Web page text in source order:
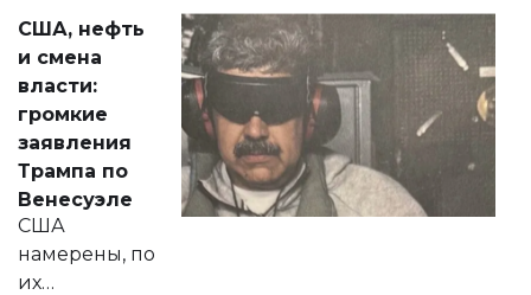
актуальных тем —
от слухов о
политических
реформах до
вопросов армии,
экономики и
личного здоровья.
США, нефть
и смена
власти:
громкие
заявления
Трампа по
Венесуэле
США
намерены, по
их